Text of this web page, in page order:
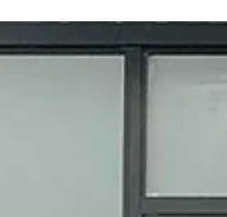
introducen en mundos inéditos de